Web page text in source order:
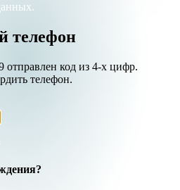
телефон
код из 4-х цифр.
телефон.